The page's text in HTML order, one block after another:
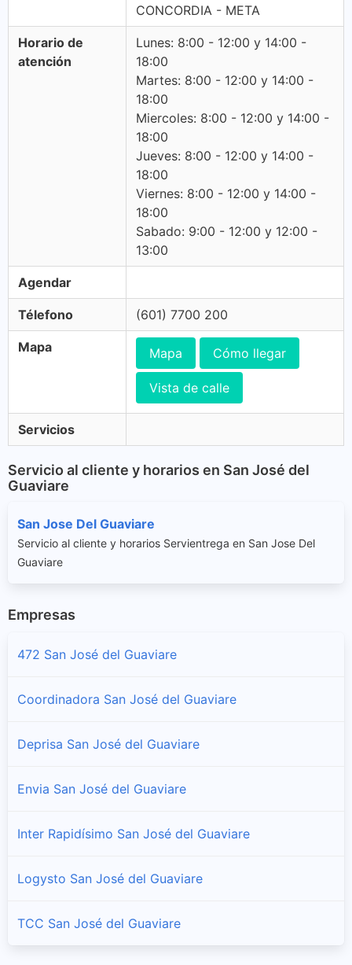
CONCORDIA - META
Horario de
atención
Lunes: 8:00 - 12:00 y 14:00 -
18:00
Martes: 8:00 - 12:00 y 14:00 -
18:00
Miercoles: 8:00 - 12:00 y 14:00 -
18:00
Jueves: 8:00 - 12:00 y 14:00 -
18:00
Viernes: 8:00 - 12:00 y 14:00 -
18:00
Sabado: 9:00 - 12:00 y 12:00 -
13:00
Agendar
Télefono (601) 7700 200
Mapa Mapa Cómo llegar
Vista de calle
Servicios
Servicio al cliente y horarios en San José del
Guaviare
San Jose Del Guaviare
Servicio al cliente y horarios Servientrega en San Jose Del
Guaviare
Empresas
472 San José del Guaviare
Coordinadora San José del Guaviare
Deprisa San José del Guaviare
Envia San José del Guaviare
Inter Rapidísimo San José del Guaviare
Logysto San José del Guaviare
TCC San José del Guaviare